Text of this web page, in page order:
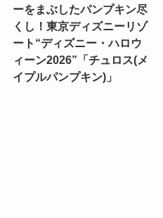
ーをまぶしたパンプキン尽
くし！東京ディズニーリゾ
ート“ディズニー・ハロウ
ィーン2026”「チュロス(メ
イプルパンプキン)」